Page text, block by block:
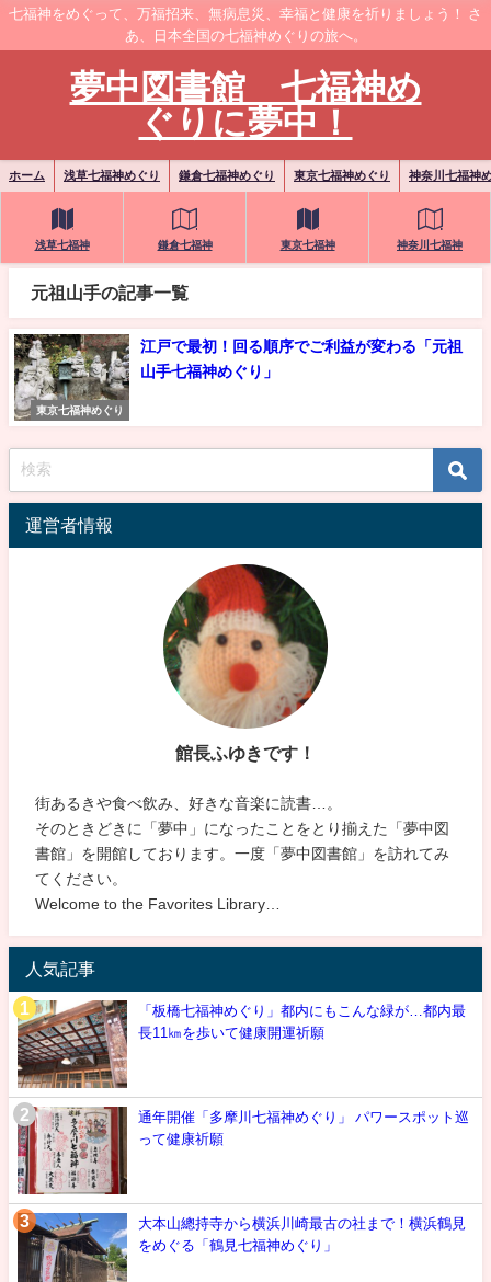
七福神をめぐって、万福招来、無病息災、幸福と健康を祈りましょう！ さ
あ、日本全国の七福神めぐりの旅へ。
夢中図書館 七福神め
ぐりに夢中！
ホーム 浅草七福神めぐり 鎌倉七福神めぐり 東京七福神めぐり 神奈川七福神
浅草七福神 鎌倉七福神 東京七福神 神奈川七福神
元祖山手の記事一覧
東京七福神めぐり
江戸で最初！回る順序でご利益が変わる「元祖
山手七福神めぐり」
運営者情報
館長ふゆきです！
街あるきや食べ飲み、好きな音楽に読書…。
そのときどきに「夢中」になったことをとり揃えた「夢中図
書館」を開館しております。一度「夢中図書館」を訪れてみ
てください。
Welcome to the Favorites Library…
人気記事
「板橋七福神めぐり」都内にもこんな緑が…都内最
長11㎞を歩いて健康開運祈願
通年開催「多摩川七福神めぐり」 パワースポット巡
って健康祈願
大本山總持寺から横浜川崎最古の社まで！横浜鶴見
をめぐる「鶴見七福神めぐり」